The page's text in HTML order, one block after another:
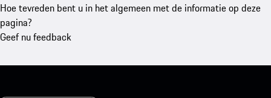
Hoe tevreden bent u in het algemeen met de informatie op deze
pagina?
Geef nu feedback